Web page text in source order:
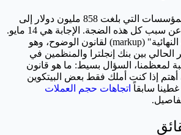
إذا كنت تتابع تدفقات المؤسسات التي بلغت 858 مليون دولار إلى
السوق، فربما تتساءل عن سبب كل هذه الضجة. الإجابة هي 14 مايو.
هذا هو تاريخ "المراجعة النهائية" (markup) لقانون الوضوح، وهو
الحالي بين بنك إنجلترا والمنظمين في
لمعظمنا، السؤال بسيط: ما هو قانون
أهتم إذا كنت أملك فقط بعض البيتكوين
سابقاً اتجاهات حجم العملات